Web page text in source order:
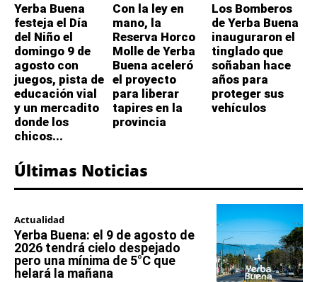
Yerba Buena
festeja el Día
del Niño el
domingo 9 de
agosto con
juegos, pista de
educación vial
y un mercadito
donde los
chicos...
Con la ley en
mano, la
Reserva Horco
Molle de Yerba
Buena aceleró
el proyecto
para liberar
tapires en la
provincia
Los Bomberos
de Yerba Buena
inauguraron el
tinglado que
soñaban hace
años para
proteger sus
vehículos
Últimas Noticias
Actualidad
Yerba Buena: el 9 de agosto de
2026 tendrá cielo despejado
pero una mínima de 5°C que
helará la mañana